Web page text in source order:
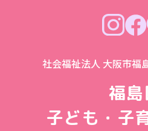
社会福祉法人 大阪市福
福島
子ども・子